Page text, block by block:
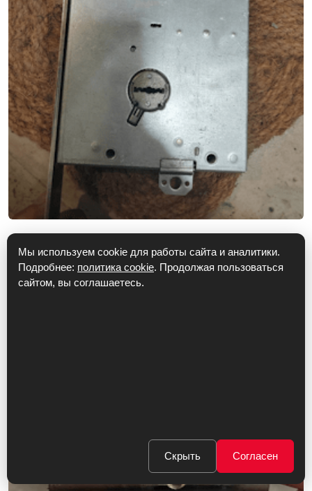
ЗАМЕНА ЗАМКОВ
Мы используем cookie для работы сайта и аналитики.
Подробнее: политика cookie. Продолжая пользоваться
сайтом, вы соглашаетесь.
Скрыть Согласен